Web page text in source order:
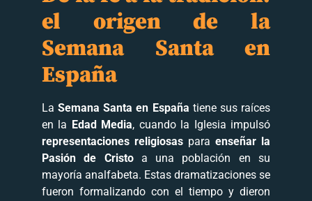
el origen de la
Semana Santa en
España
LaSemana Santa en España tiene sus raíces
en la Edad Media, cuando la Iglesia impulsó
representaciones religiosas para enseñar la
Pasión de Cristoa una población en su
mayoría analfabeta. Estas dramatizaciones se
fueron formalizando con el tiempo y dieron